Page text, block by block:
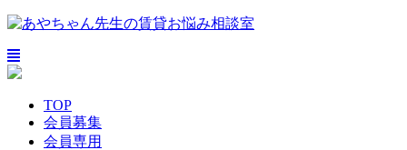
TOP
会員募集
会員専用